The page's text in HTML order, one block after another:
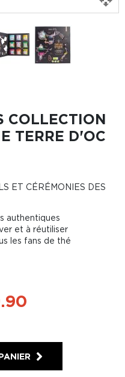
COLLECTION
TERRE D'OC
ET CÉRÉMONIES DES
authentiques
et à réutiliser
les fans de thé